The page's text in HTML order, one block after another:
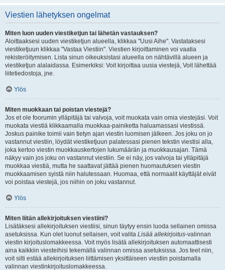
Viestien lähetyksen ongelmat
Miten luon uuden viestiketjun tai lähetän vastauksen?
Aloittaaksesi uuden viestiketjun alueella, klikkaa "Uusi Aihe". Vastataksesi
viestiketjuun klikkaa "Vastaa Viestiin". Viestien kirjoittaminen voi vaatia
rekisteröitymisen. Lista sinun oikeuksistasi alueella on nähtävillä alueen ja
viestiketjun alalaidassa. Esimerkiksi: Voit kirjoittaa uusia viestejä, Voit lähettää
liitetiedostoja, jne.
Ylös
Miten muokkaan tai poistan viestejä?
Jos et ole foorumin ylläpitäjä tai valvoja, voit muokata vain omia viestejäsi. Voit
muokata viestiä klikkaamalla muokkaa-painiketta haluamassasi viestissä.
Joskus painike toimii vain tietyn ajan viestin luomisen jälkeen. Jos joku on jo
vastannut viestiin, löydät viestiketjuun palatessasi pienen tekstin viestisi alla,
joka kertoo viestin muokkauskertojen lukumäärän ja muokkausajan. Tämä
näkyy vain jos joku on vastannut viestiin. Se ei näy, jos valvoja tai ylläpitäjä
muokkaa viestiä, mutta he saattavat jättää pienen huomautuksen viestin
muokkaamisen syistä niin halutessaan. Huomaa, että normaalit käyttäjät eivät
voi poistaa viestejä, jos niihin on joku vastannut.
Ylös
Miten liitän allekirjoituksen viestiini?
Lisätäksesi allekirjoituksen viestiisi, sinun täytyy ensin luoda sellainen omissa
asetuksissa. Kun olet luonut sellaisen, voit valita Lisää allekirjoitus-valinnan
viestin kirjoituslomakkeessa. Voit myös lisätä allekirjoituksen automaattisesti
aina kaikkiin viesteihisi tekemällä valinnan omissa asetuksissa. Jos teet niin,
voit silti estää allekirjoituksen liittämisen yksittäiseen viestiin poistamalla
valinnan viestinkirjoituslomakkeessa.